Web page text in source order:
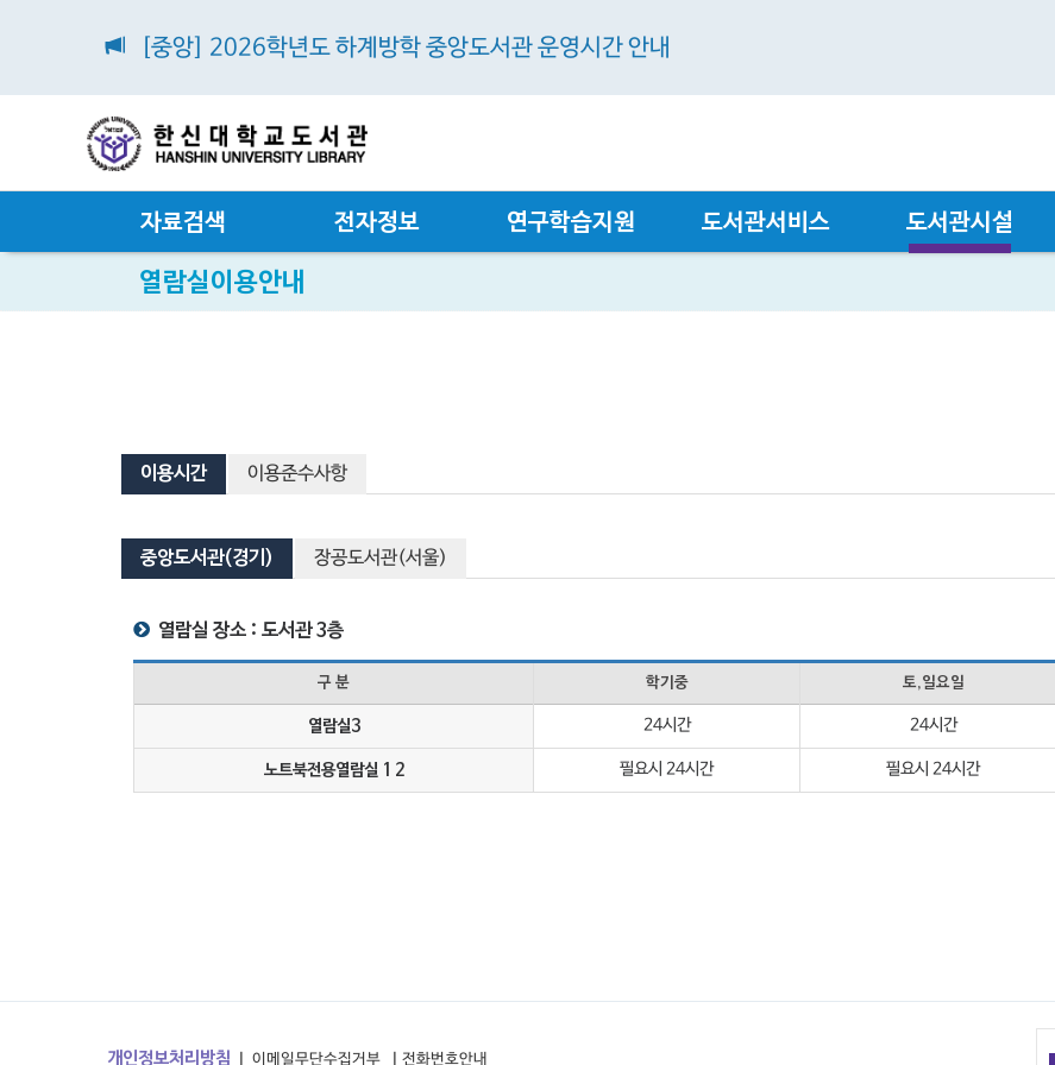
[중앙] 2026학년도 하계방학 중앙도서관 운영시간 안내
자료검색 전자정보 연구학습지원 도서관서비스 도서관시설
열람실이용안내
이용시간 이용준수사항
중앙도서관(경기) 장공도서관(서울)
열람실 장소 : 도서관 3층
구 분 학기중 토,일요일
열람실3 24시간 24시간
노트북전용열람실 1 2 필요시 24시간 필요시 24시간
개인정보처리방침 이메일무단수집거부 전화번호안내